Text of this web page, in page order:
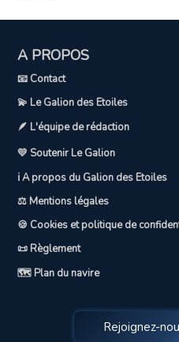
A PROPOS
📧 Contact
💫 Le Galion des Etoiles
🪶 L'équipe de rédaction
💛 Soutenir Le Galion
ℹ️ A propos du Galion des Etoiles
⚖️ Mentions légales
🍪 Cookies et politique de
📜 Règlement
🗺️ Plan du navire
Rejoignez-